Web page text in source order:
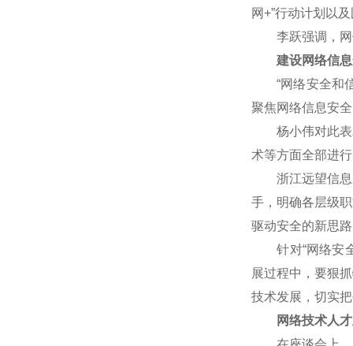
网+”行动计划以
李跃强调，网
建设网络信息
“网络安全和信
聚焦网络信息安
杨小伟对此表示
术等方面全部进
浙江远望信息股
手，明确各层级
驱动安全的新思
针对“网络安全
展过程中，要狠
技术发展，切实
网络技术人才